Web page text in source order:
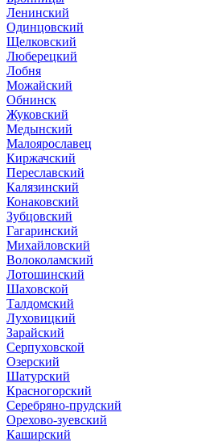
Ленинский
Одинцовский
Щелковский
Люберецкий
Лобня
Можайский
Обнинск
Жуковский
Медынский
Малоярославец
Киржачский
Переславский
Калязинский
Конаковский
Зубцовский
Гагаринский
Михайловский
Волоколамский
Лотошинский
Шаховской
Талдомский
Луховицкий
Зарайский
Серпуховской
Озерский
Шатурский
Красногорский
Серебряно-прудский
Орехово-зуевский
Каширский